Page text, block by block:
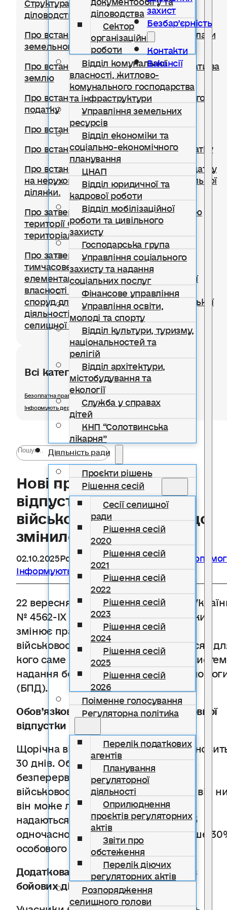
діловодства
Сектор
організаційної
роботи
Відділ комунальної
власності, житлово-
комунального господарства
та інфраструктури
Управління земельних
ресурсів
Відділ економіки та
соціально-економічного
планування
ЦНАП
Відділ юридичної та
кадрової роботи
Відділ мобілізаційної
роботи та цивільного
захисту
Господарська група
Управління соціального
захисту та надання
соціальних послуг
Фінансове управління
Управління освіти,
молоді та спорту
Відділ культури, туризму,
національностей та
релігій
Відділ архітектури,
містобудування та
екології
Служба у справах
дітей
КНП “Солотвинська
лікарня”
Діяльність ради
Проєкти рішень
Рішення сесій
Сесії селищної
ради
Рішення сесій
2020
Рішення сесій
2021
Рішення сесій
2022
Рішення сесій
2023
Рішення сесій
2024
Рішення сесій
2025
Рішення сесій
2026
Поіменне голосування
Регуляторна політика
Перелік податкових
агентів
Планування
регуляторної
діяльності
Оприлюднення
проєктів регуляторних
актів
Звіти про
обстеження
Перелік діючих
регуляторних актів
Розпорядження
селищного голови
захист
Безбар’єрність
Контакти
Вакансії
діловодства та організаційної роботи
Про встановлення ставок та пільг із сплати
земельного податку
Про встановлення ставок орендної плати за
землю
Про встановлення ставки транспортного
податку
Про встановлення туристичного збору
Про встановлення ставок єдиного податку
Про встановлення ставок із сплати податку
на нерухоме майно, відмінне від земельної
ділянки.
Про затвердження Правил благоустрою
території Солотвинської селищної
територіальної громади
Про затвердження Положення про
тимчасове користування окремими
елементами благоустрою комунальної
власності для розміщення тимчасових
споруд для провадження підприємницької
діяльності на території Солотвинської
селищної територіальної громади
Всі категорії розділу
Безоплатна правнича допомога
Інформують державні органи
Нові правила щодо
відпусток для
військовослужбовців: що
змінилося з 22 вересня
02.10.2025Розділ Безоплатна правнича
Інформують державні органи
22 вересня набрав чинності Закон
№ 4562-IX від 31 липня 2025 року, який
змінює правила надання відпусток
військовослужбовцям. Що змінилося і
кого саме — розповідають юристи
надання безоплатної правничої
(БПД).
Обов’язкова частина щорічної основної
відпустки
Щорічна відпустка, як і раніше,
30 днів. Обов’язково мають надати
безперервно 15 днів — за бажанням
військовослужбовця, і відмовитися від
він може лише сам. Решта 15 днів
надаються з урахуванням того, щоб
одночасно у відпустці було не більше
особового складу підрозділу.
Додаткова відпустка для учасників
бойових дій